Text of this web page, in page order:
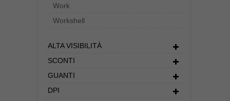
Work
Workshell
ALTA VISIBILITÀ
SCONTI
GUANTI
DPI